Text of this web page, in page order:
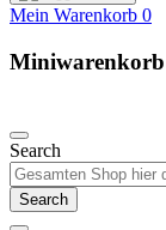
Mein Warenkorb 0
Miniwarenkorb
Search
Search